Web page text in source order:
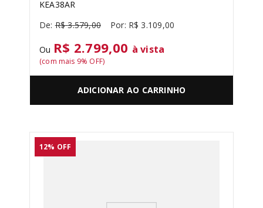
KEA38AR
R$ 3.579,00 R$ 3.109,00
Ou R$ 2.799,00 à vista
(com mais 9% OFF)
ADICIONAR AO CARRINHO
12% OFF